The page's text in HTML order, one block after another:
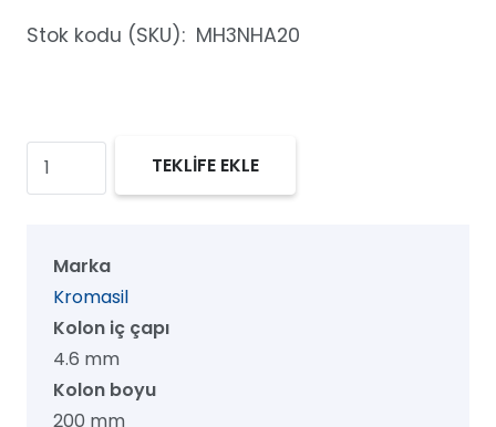
Stok kodu (SKU): MH3NHA20
Kromasil
100
Kolon,
µm,
TEKLİFE EKLE
Marka
Kromasil
Kolon iç çapı
4.6 mm
Kolon boyu
200 mm